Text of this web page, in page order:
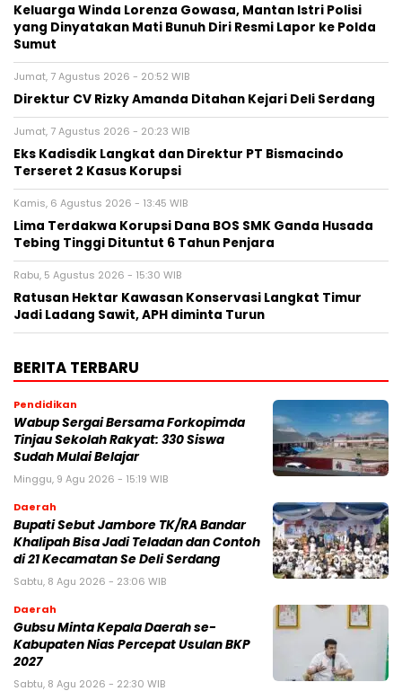
Keluarga Winda Lorenza Gowasa, Mantan Istri Polisi
yang Dinyatakan Mati Bunuh Diri Resmi Lapor ke Polda
Sumut
Jumat, 7 Agustus 2026 - 20:52 WIB
Direktur CV Rizky Amanda Ditahan Kejari Deli Serdang
Jumat, 7 Agustus 2026 - 20:23 WIB
Eks Kadisdik Langkat dan Direktur PT Bismacindo
Terseret 2 Kasus Korupsi
Kamis, 6 Agustus 2026 - 13:45 WIB
Lima Terdakwa Korupsi Dana BOS SMK Ganda Husada
Tebing Tinggi Dituntut 6 Tahun Penjara
Rabu, 5 Agustus 2026 - 15:30 WIB
Ratusan Hektar Kawasan Konservasi Langkat Timur
Jadi Ladang Sawit, APH diminta Turun
BERITA TERBARU
Pendidikan
Wabup Sergai Bersama Forkopimda
Tinjau Sekolah Rakyat: 330 Siswa
Sudah Mulai Belajar
Minggu, 9 Agu 2026 - 15:19 WIB
Daerah
Bupati Sebut Jambore TK/RA Bandar
Khalipah Bisa Jadi Teladan dan Contoh
di 21 Kecamatan Se Deli Serdang
Sabtu, 8 Agu 2026 - 23:06 WIB
Daerah
Gubsu Minta Kepala Daerah se-
Kabupaten Nias Percepat Usulan BKP
2027
Sabtu, 8 Agu 2026 - 22:30 WIB